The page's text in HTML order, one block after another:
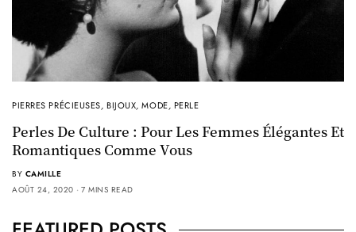
PIERRES PRÉCIEUSES,BIJOUX,MODE, PERLE
Perles De Culture : Pour Les Femmes Élégantes Et
Romantiques Comme Vous
BY CAMILLE
AOÛT 24, 2020
7 MINS READ